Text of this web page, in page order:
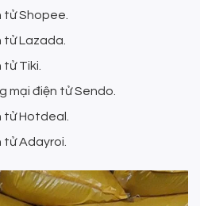
tử Shopee.
tử Lazada.
Tiki.
mại điện tử Sendo.
tử Hotdeal.
Adayroi.